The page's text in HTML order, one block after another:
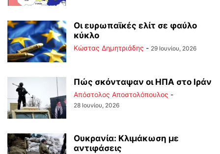
Οι ευρωπαϊκές ελίτ σε φαύλο
κύκλο
Kώστας Δημητριάδης - 29 Ιουνίου, 2026
Πώς σκόνταψαν οι ΗΠΑ στο Ιράν
Απόστολος Αποστολόπουλος -
28 Ιουνίου, 2026
Ουκρανία: Κλιμάκωση με
αντιφάσεις